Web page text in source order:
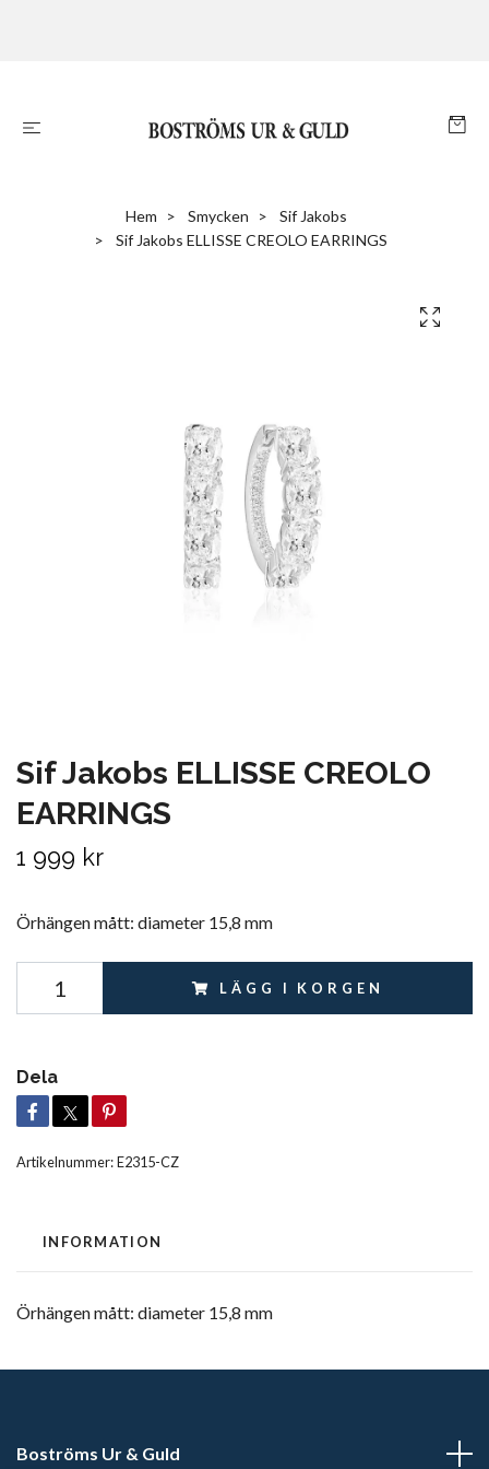
Hem Smycken
Sif Jakobs
Sif Jakobs ELLISSE CREOLO EARRINGS
Sif Jakobs ELLISSE CREOLO
EARRINGS
1 999 kr
Örhängen mått: diameter 15,8 mm
LÄGG I KORGEN
Dela
Artikelnummer:E2315-CZ
INFORMATION
Örhängen mått: diameter 15,8 mm
Boströms Ur & Guld